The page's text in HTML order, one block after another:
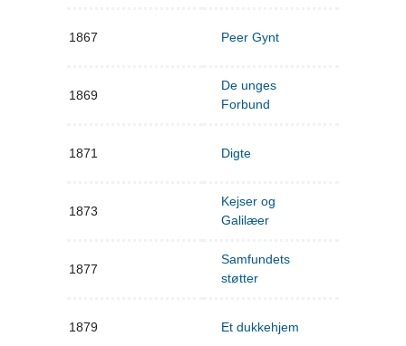
1867 Peer Gynt
1869
De unges
Forbund
1871 Digte
1873
Kejser og
Galilæer
1877
Samfundets
støtter
1879 Et dukkehjem